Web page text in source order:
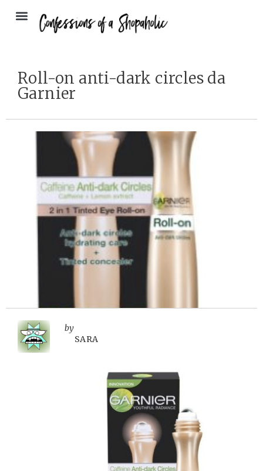
Roll-on anti-dark circles da
Garnier
by
SARA